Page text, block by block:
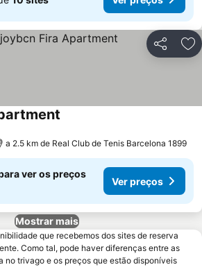
Partilhar
a 2.5 km de Real Club de Tenis Barcelona 1899
ver os preços
Ver preços
Mostrar mais
que recebemos dos sites de reserva
Como tal, pode haver diferenças entre as
no trivago e os preços que estão disponíveis